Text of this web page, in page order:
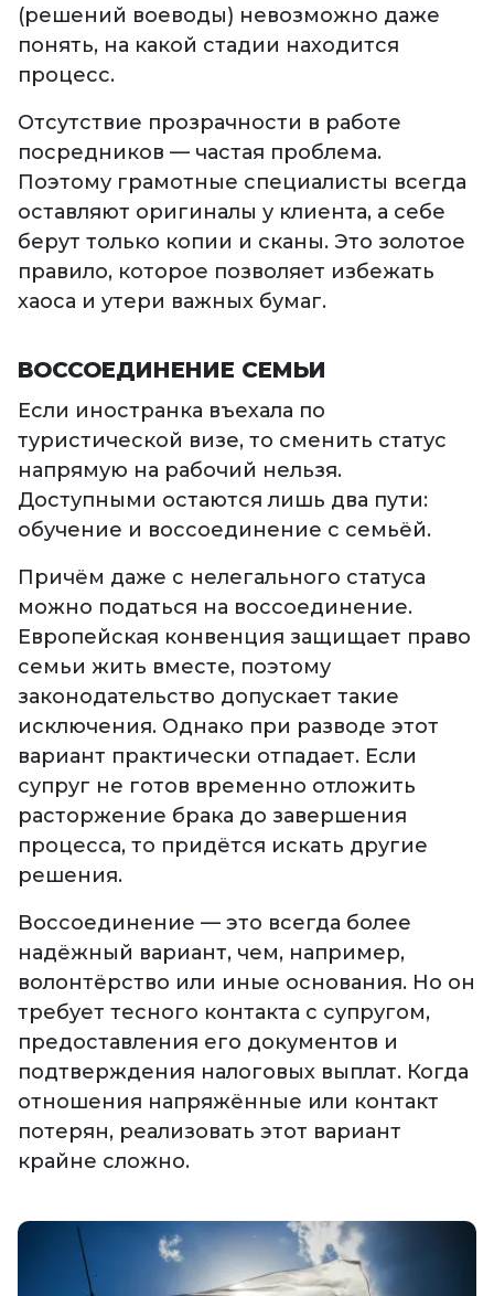
(решений воеводы) невозможно даже
понять, на какой стадии находится
процесс.
Отсутствие прозрачности в работе
посредников — частая проблема.
Поэтому грамотные специалисты всегда
оставляют оригиналы у клиента, а себе
берут только копии и сканы. Это золотое
правило, которое позволяет избежать
хаоса и утери важных бумаг.
ВОССОЕДИНЕНИЕ СЕМЬИ
Если иностранка въехала по
туристической визе, то сменить статус
напрямую на рабочий нельзя.
Доступными остаются лишь два пути:
обучение и воссоединение с семьёй.
Причём даже с нелегального статуса
можно податься на воссоединение.
Европейская конвенция защищает право
семьи жить вместе, поэтому
законодательство допускает такие
исключения. Однако при разводе этот
вариант практически отпадает. Если
супруг не готов временно отложить
расторжение брака до завершения
процесса, то придётся искать другие
решения.
Воссоединение — это всегда более
надёжный вариант, чем, например,
волонтёрство или иные основания. Но он
требует тесного контакта с супругом,
предоставления его документов и
подтверждения налоговых выплат. Когда
отношения напряжённые или контакт
потерян, реализовать этот вариант
крайне сложно.